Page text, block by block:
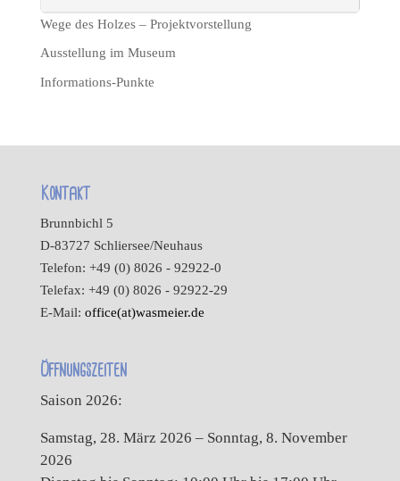
Wege des Holzes – Projektvorstellung
Ausstellung im Museum
Informations-Punkte
Kontakt
Brunnbichl 5
D-83727 Schliersee/Neuhaus
Telefon: +49 (0) 8026 - 92922-0
Telefax: +49 (0) 8026 - 92922-29
E-Mail: office(at)wasmeier.de
Öffnungszeiten
Saison 2026:
Samstag, 28. März 2026 – Sonntag, 8. November
2026